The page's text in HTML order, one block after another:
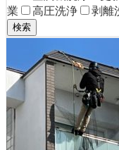
業
高圧洗浄 剥離
検索